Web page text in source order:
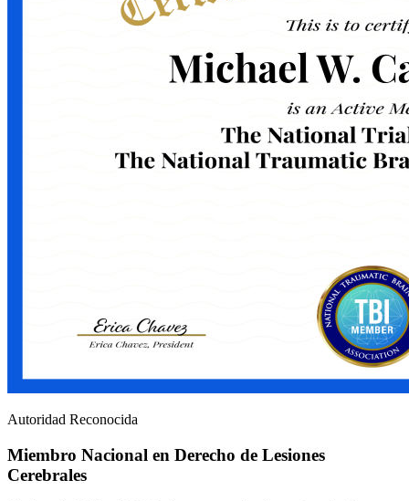
Autoridad Reconocida
Miembro Nacional en Derecho de Lesiones
Cerebrales